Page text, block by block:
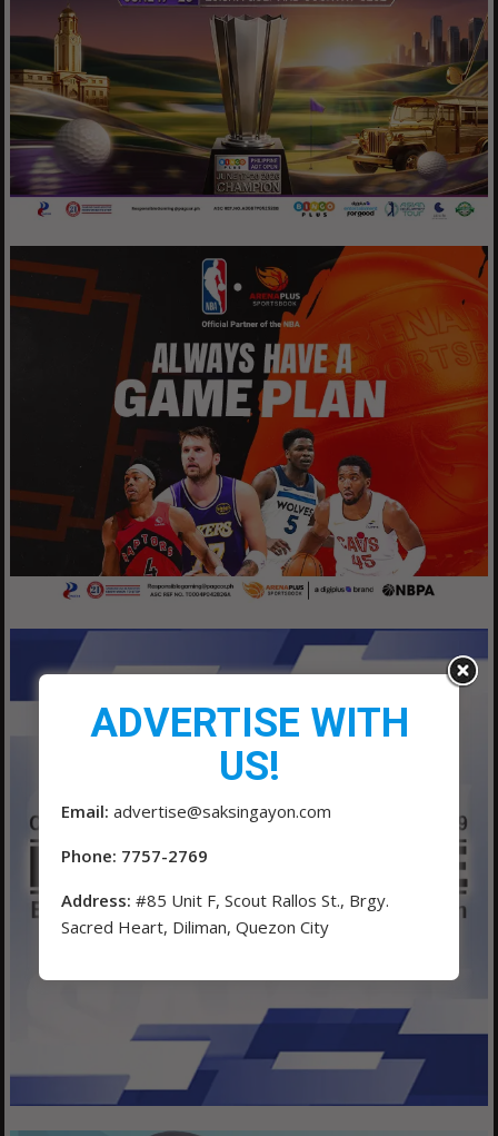
ADVERTISE WITH
US!
Email: advertise@saksingayon.com
Phone: 7757-2769
Address: #85 Unit F, Scout Rallos St., Brgy.
Sacred Heart, Diliman, Quezon City